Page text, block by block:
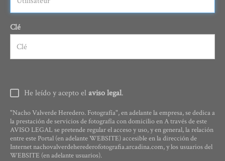
Clé
He leído y acepto elaviso legal.
"Nacho Valverde Heredero. Fotografía", en adelante la empresa, se dedica a
la prestación de servicios de fotografía con domicilio en A través de este
AVISO LEGAL se pretende regular el acceso y uso, y en general, la relación
entre este Portal (en adelante WEBSITE) accesible en la dirección de
Internet nachovalverdeherederofotografia.arcadina.com, y los usuarios del
WEBSITE (en adelante usuarios).